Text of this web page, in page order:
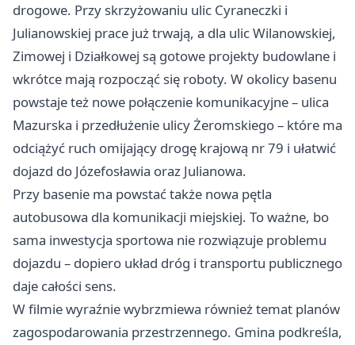
drogowe. Przy skrzyżowaniu ulic Cyraneczki i
Julianowskiej prace już trwają, a dla ulic Wilanowskiej,
Zimowej i Działkowej są gotowe projekty budowlane i
wkrótce mają rozpocząć się roboty. W okolicy basenu
powstaje też nowe połączenie komunikacyjne – ulica
Mazurska i przedłużenie ulicy Żeromskiego – które ma
odciążyć ruch omijający drogę krajową nr 79 i ułatwić
dojazd do Józefosławia oraz Julianowa.
Przy basenie ma powstać także nowa pętla
autobusowa dla komunikacji miejskiej. To ważne, bo
sama inwestycja sportowa nie rozwiązuje problemu
dojazdu – dopiero układ dróg i transportu publicznego
daje całości sens.
W filmie wyraźnie wybrzmiewa również temat planów
zagospodarowania przestrzennego. Gmina podkreśla,